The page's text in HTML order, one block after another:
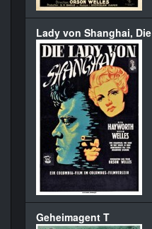
Lady von Shanghai, Die
Geheimagent T